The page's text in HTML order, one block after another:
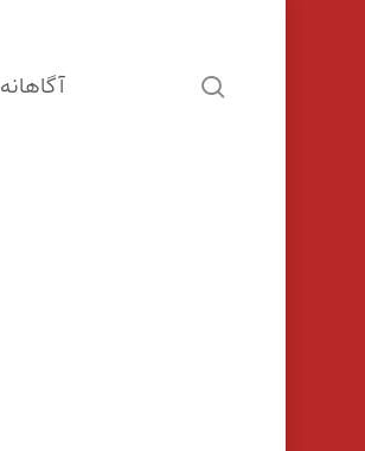
آگاهانه search